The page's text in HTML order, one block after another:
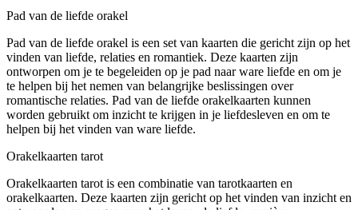
Pad van de liefde orakel
Pad van de liefde orakel is een set van kaarten die gericht zijn op het
vinden van liefde, relaties en romantiek. Deze kaarten zijn
ontworpen om je te begeleiden op je pad naar ware liefde en om je
te helpen bij het nemen van belangrijke beslissingen over
romantische relaties. Pad van de liefde orakelkaarten kunnen
worden gebruikt om inzicht te krijgen in je liefdesleven en om te
helpen bij het vinden van ware liefde.
Orakelkaarten tarot
Orakelkaarten tarot is een combinatie van tarotkaarten en
orakelkaarten. Deze kaarten zijn gericht op het vinden van inzicht en